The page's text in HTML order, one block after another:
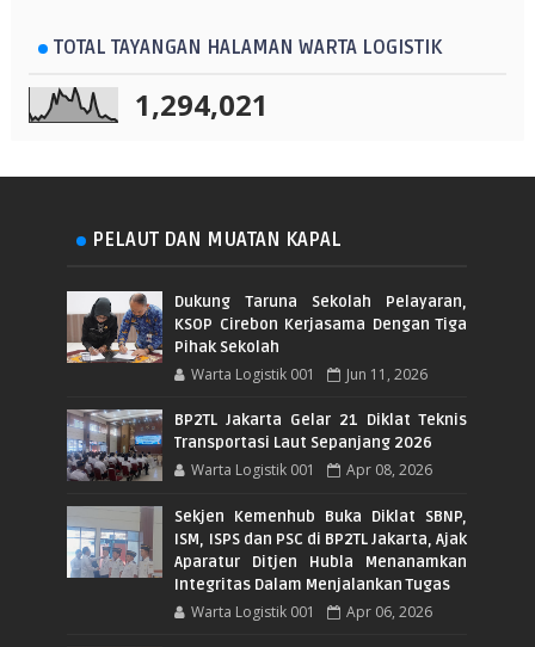
TOTAL TAYANGAN HALAMAN WARTA LOGISTIK
1,294,021
PELAUT DAN MUATAN KAPAL
Dukung Taruna Sekolah Pelayaran,
KSOP Cirebon Kerjasama Dengan Tiga
Pihak Sekolah
Warta Logistik 001 Jun 11, 2026
BP2TL Jakarta Gelar 21 Diklat Teknis
Transportasi Laut Sepanjang 2026
Warta Logistik 001 Apr 08, 2026
Sekjen Kemenhub Buka Diklat SBNP,
ISM, ISPS dan PSC di BP2TL Jakarta, Ajak
Aparatur Ditjen Hubla Menanamkan
Integritas Dalam Menjalankan Tugas
Warta Logistik 001 Apr 06, 2026